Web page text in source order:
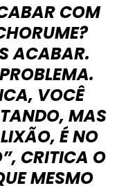
COM
ACABAR.
VOCÊ
MAS
É NO
CRITICA O
MESMO